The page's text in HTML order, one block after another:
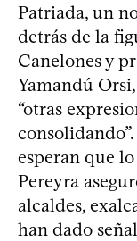
Patriada, un
detrás de la
Canelones y
Yamandú
“otras
esperan que
Pereyra
alcaldes,
han dado